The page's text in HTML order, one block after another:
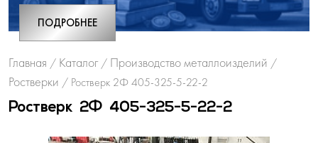
ПОДРОБНЕЕ
Главная / Каталог / Производство металлоизделий /
Ростверки / Ростверк 2Ф 405-325-5-22-2
Ростверк 2Ф 405-325-5-22-2